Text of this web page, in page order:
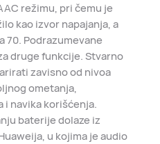
režimu, pri čemu je
kao izvor napajanja, a
70. Podrazumevane
druge funkcije. Stvarno
zavisno od nivoa
ometanja,
navika korišćenja.
baterije dolaze iz
u kojima je audio